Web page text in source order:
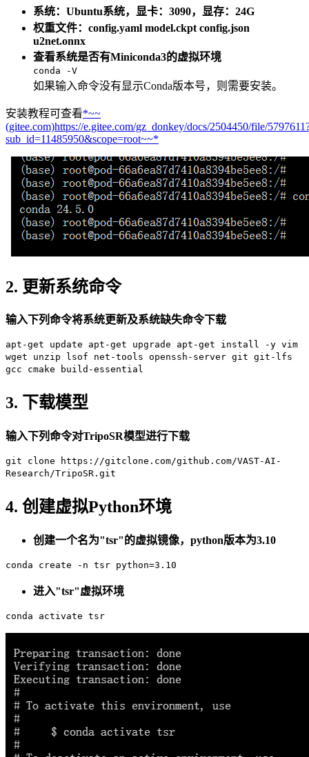
系统：Ubuntu系统，显卡：3090，显存：24G
权重文件：config.yaml model.ckpt config.json
u2net.onnx
查看系统是否有Miniconda3的虚拟环境
conda -V
如果输入命令没有显示Conda版本号，则需要安装。
安装教程可查看*~~
(gitee.com)https://e.gitee.com/gz_donkey/docs/2504450/file/
sub_id=11485950&scope=root~~*
2. 更新系统命令
输入下列命令将系统更新及系统缺失命令下载
apt-get update apt-get upgrade apt-get install -y vim
wget unzip lsof net-tools openssh-server git git-lfs
gcc cmake build-essential
3. 下载模型
输入下列命令对TripoSR模型进行下载
git clone https://gitclone.com/github.com/VAST-AI-
Research/TripoSR.git
4. 创建虚拟Python环境
创建一个名为"tsr"的虚拟镜像，python版本为3.10
conda create -n tsr python=3.10
进入"tsr"虚拟环境
conda activate tsr